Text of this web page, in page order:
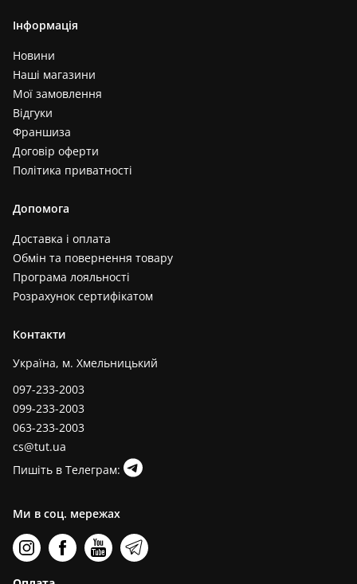
Інформація
Новини
Наші магазини
Мої замовлення
Відгуки
Франшиза
Договір оферти
Політика приватності
Допомога
Доставка і оплата
Обмін та повернення товару
Програма лояльності
Розрахунок сертифікатом
Контакти
Україна, м. Хмельницький
097-233-2003
099-233-2003
063-233-2003
cs@tut.ua
Пишіть в Телеграм:
Ми в соц. мережах